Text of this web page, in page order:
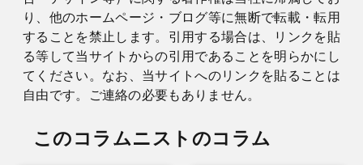
り、他のホームページ・ブログ等に無断で転載・転用
することを禁止します。引用する場合は、リンクを貼
る等して当サイトからの引用であることを明らかにし
てください。なお、当サイトへのリンクを貼ることは
自由です。ご連絡の必要もありません。
このコラムニストのコラム